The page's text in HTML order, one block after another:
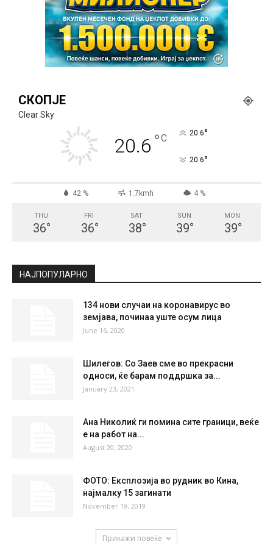
СКОПЈЕ
Clear Sky
20.6 °C 20.6°
20.6°
42 % 1.7kmh 4 %
THU
36°
FRI
36°
SAT
38°
SUN
39°
MON
39°
НАЈПОПУЛАРНО
134 нови случаи на коронавирус во
земјава, починаа уште осум лица
June 16, 2020
Шилегов: Со Заев сме во прекрасни
односи, ќе барам поддршка за...
January 23, 2021
Ана Николиќ ги помина сите граници, веќе
е на работ на...
August 20, 2020
ФОТО: Експлозија во рудник во Кина,
најмалку 15 загинати
November 19, 2019
Прикажи повеќе